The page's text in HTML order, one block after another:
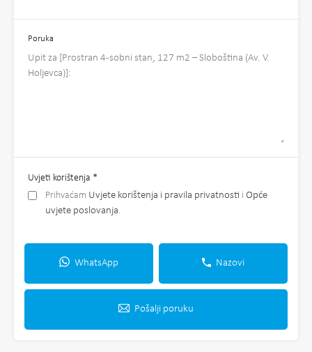
Poruka
Uvjeti korištenja *
Prihvaćam Uvjete korištenja i pravila privatnosti i Opće
uvjete poslovanja.
WhatsApp Nazovi
Pošalji poruku